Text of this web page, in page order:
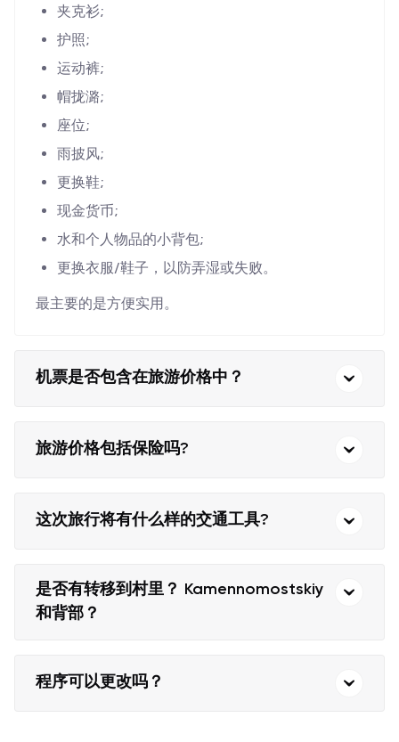
夹克衫;
护照;
运动裤;
帽拢潞;
座位;
雨披风;
更换鞋;
现金货币;
水和个人物品的小背包;
更换衣服/鞋子，以防弄湿或失败。
最主要的是方便实用。
机票是否包含在旅游价格中？
旅游价格包括保险吗?
这次旅行将有什么样的交通工具?
是否有转移到村里？ Kamennomostskiy
和背部？
程序可以更改吗？